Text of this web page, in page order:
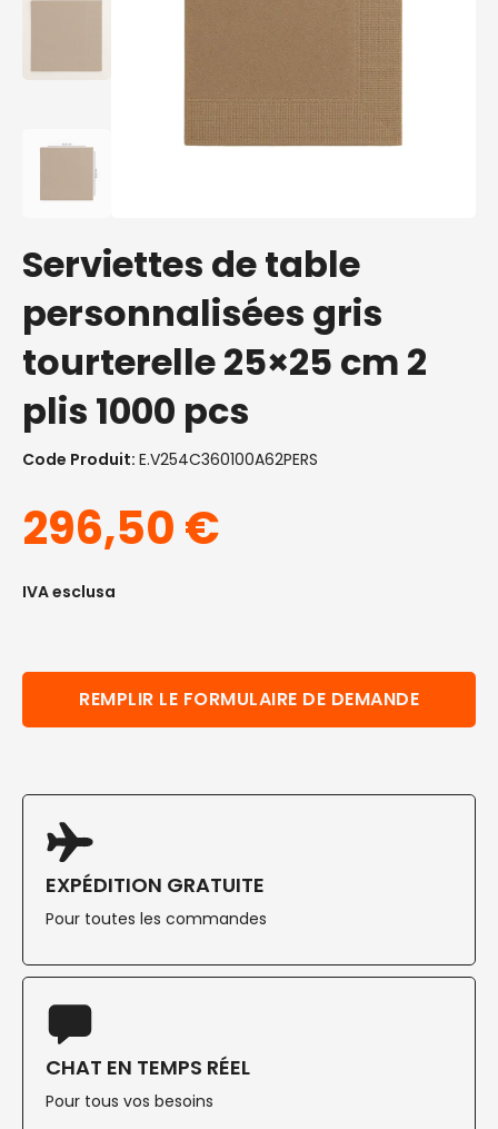
Serviettes de table
personnalisées gris
tourterelle 25×25 cm 2
plis 1000 pcs
Code Produit: E.V254C360100A62PERS
296,50€
IVA esclusa
REMPLIR LE FORMULAIRE DE DEMANDE
EXPÉDITION GRATUITE
Pour toutes les commandes
CHAT EN TEMPS RÉEL
Pour tous vos besoins